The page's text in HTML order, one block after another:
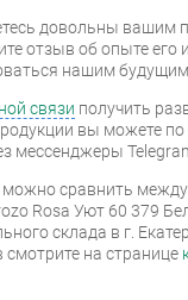
довольны вашим
отзыв об опыте его
нашим будущим
связи получить
вы можете по
мессенджеры
сравнить
Rosa Уют 60 379
склада в г.
на странице